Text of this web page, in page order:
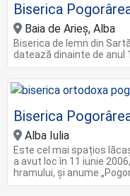
Biserica
Baia de Arieș, Alba
Biserica de lemn din
datează dinainte de anul
Biserica
Alba Iulia
Este cel mai spațios
a avut loc în 11 iunie
hramului, și anume